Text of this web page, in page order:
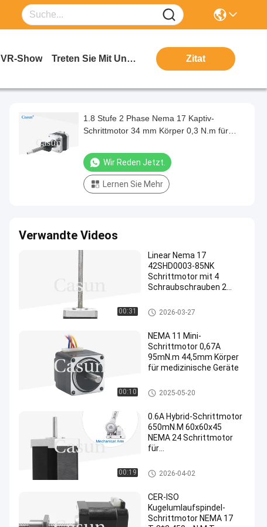
VR-Show Treten Sie Mit Uns In Verbindung Zitat
1.8 Stufe 2 Phase Nema 17 Kaptiv-
Schrittmotor 34 mm Körper 0,3 N.m für
Wir Reden Jetzt.
Lernen Sie Mehr
Verwandte Videos
00:31
Linear Nema 17
42SHD0003-85NK
Schrittmotor mit 4
Schraubschrauben 2
3D-Drucker
Schrittmotor NEMA 17 mit Leit
spindel
2026-03-27
00:10
NEMA 11 Mini-
Schrittmotor 0,67A
95mN.m 44,5mm Körper
für medizinische Geräte
Schrittmotor NEMA 11
2025-05-20
00:19
0.6A Hybrid-Schrittmotor
650mN.M 60x60x45
NEMA 24 Schrittmotor
für
Schrittmotor NEMA 24
2026-04-02
CER-ISO
Kugelumlaufspindel-
Schrittmotor NEMA 17